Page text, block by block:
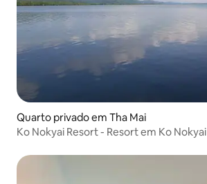
Quarto privado em Tha Mai
Ko Nokyai Resort - Resort em Ko Nokyai